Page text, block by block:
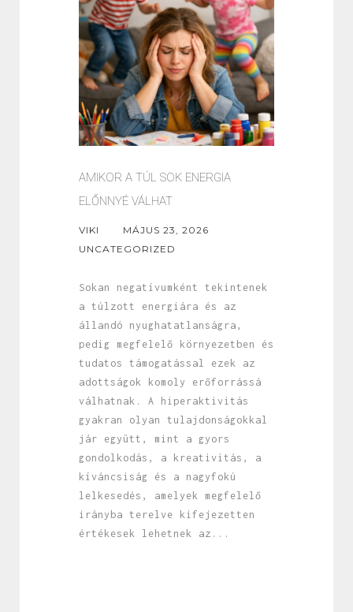
AMIKOR A TÚL SOK ENERGIA
ELŐNNYÉ VÁLHAT
VIKI
MÁJUS 23, 2026
UNCATEGORIZED
Sokan negatívumként tekintenek
a túlzott energiára és az
állandó nyughatatlanságra,
pedig megfelelő környezetben és
tudatos támogatással ezek az
adottságok komoly erőforrássá
válhatnak. A hiperaktivitás
gyakran olyan tulajdonságokkal
jár együtt, mint a gyors
gondolkodás, a kreativitás, a
kíváncsiság és a nagyfokú
lelkesedés, amelyek megfelelő
irányba terelve kifejezetten
értékesek lehetnek az...